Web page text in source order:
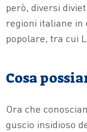
però, diversi
regioni italiane in
popolare, tra cui
Cosa
Ora che
guscio insidioso